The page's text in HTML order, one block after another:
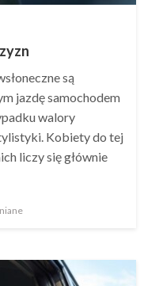
są
jazdę samochodem
walory
Kobiety do tej
liczy się głównie